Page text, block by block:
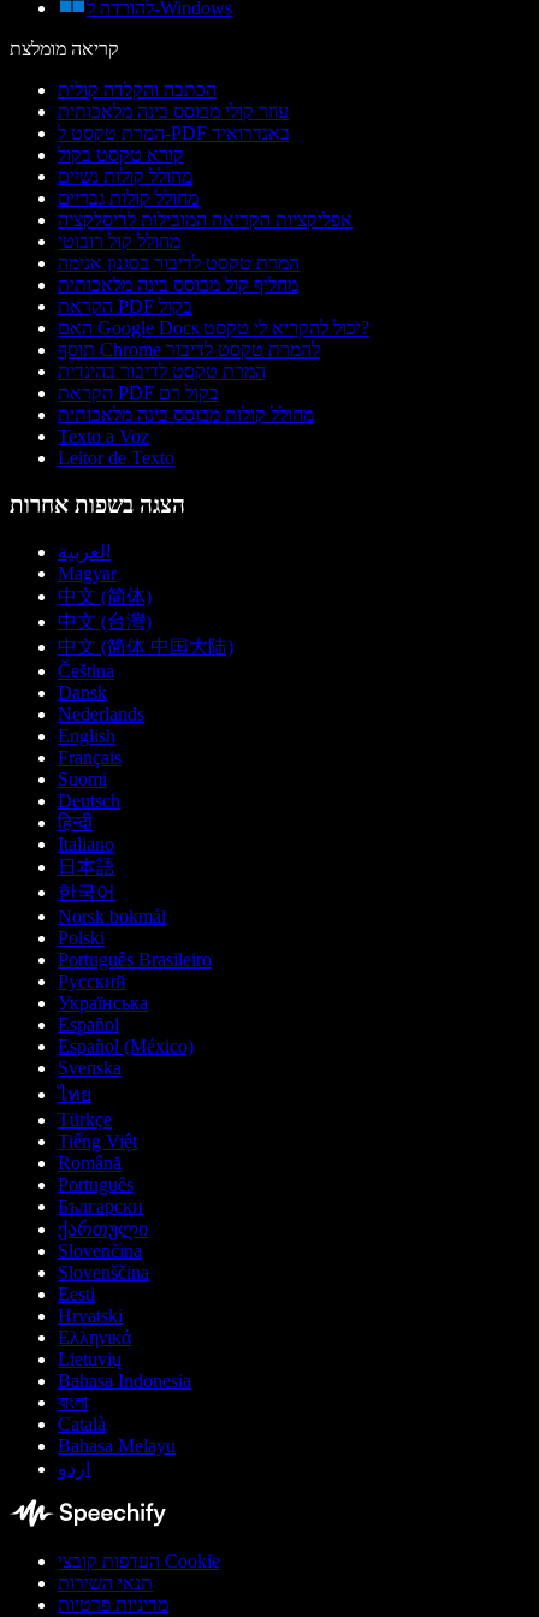
להורדה ל-Windows
קריאה מומלצת
הכתבה והקלדה קולית
עוזר קולי מבוסס בינה מלאכותית
המרת טקסט ל-PDF באנדרואיד
קורא טקסט בקול
מחולל קולות נשיים
מחולל קולות גבריים
אפליקציות הקריאה המובילות לדיסלקציה
מחולל קול רובוטי
המרת טקסט לדיבור בסגנון אנימה
מחליף קול מבוסס בינה מלאכותית
הקראת PDF בקול
האם Google Docs יכול להקריא לי טקסט?
תוסף Chrome להמרת טקסט לדיבור
המרת טקסט לדיבור בהינדית
הקראת PDF בקול רם
מחולל קולות מבוסס בינה מלאכותית
Texto a Voz
Leitor de Texto
הצגה בשפות אחרות
العربية
Magyar
中文 (简体)
中文 (台灣)
中文 (简体 中国大陆)
Čeština
Dansk
Nederlands
English
Français
Suomi
Deutsch
हिन्दी
Italiano
日本語
한국어
Norsk bokmål
Polski
Português Brasileiro
Русский
Українська
Español
Español (México)
Svenska
ไทย
Türkçe
Tiếng Việt
Română
Português
Български
ქართული
Slovenčina
Slovenščina
Eesti
Hrvatski
Ελληνικά
Lietuvių
Bahasa Indonesia
বাংলা
Català
Bahasa Melayu
اردو
העדפות קובצי Cookie
תנאי השירות
מדיניות פרטיות